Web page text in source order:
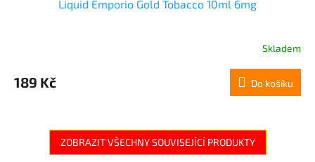
Liquid Emporio Gold Tobacco 10ml 6mg
Skladem
189 Kč Do košíku
ZOBRAZIT VŠECHNY SOUVISEJÍCÍ PRODUKTY